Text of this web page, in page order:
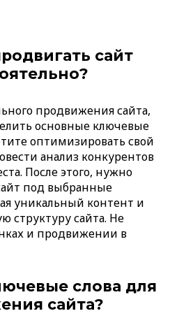
сайт
продвижения сайта,
основные ключевые
оптимизировать свой
анализ конкурентов
После этого, нужно
под выбранные
уникальный контент и
структуру сайта. Не
и продвижении в
слова для
сайта?